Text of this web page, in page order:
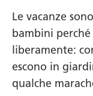
Le vacanze
bambini perché
liberamente:
escono in
qualche